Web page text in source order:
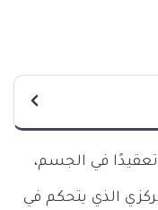
تعقيدًا في الجسم،
الذي يتحكم في